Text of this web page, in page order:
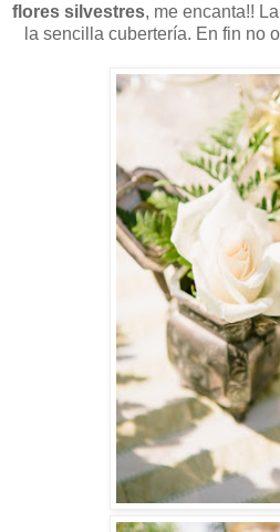
flores silvestres, me encanta!!
la sencilla cubertería. En fin no